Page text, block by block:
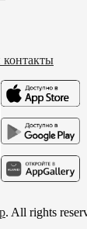
. All rights